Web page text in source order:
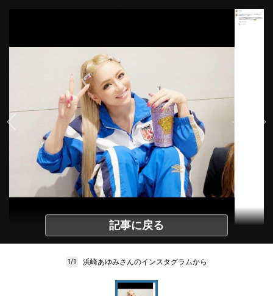
記事に戻る
1/1 浜崎あゆみさんのインスタグラムから